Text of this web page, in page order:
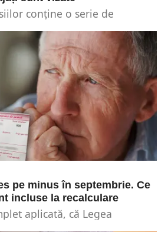
conține o serie de
pe minus în septembrie. Ce
incluse la recalculare
aplicată, că Legea